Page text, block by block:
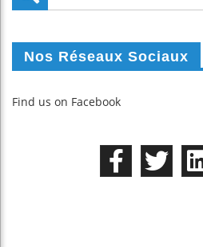
Nos Réseaux Sociaux
Find us on Facebook